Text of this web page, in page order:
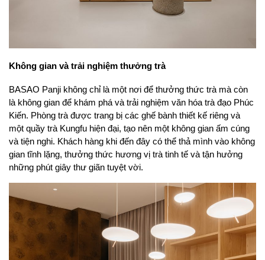
Không gian và trải nghiệm thưởng trà
BASAO Panji không chỉ là một nơi để thưởng thức trà mà còn
là không gian để khám phá và trải nghiệm văn hóa trà đạo Phúc
Kiến. Phòng trà được trang bị các ghế bành thiết kế riêng và
một quầy trà Kungfu hiện đại, tạo nên một không gian ấm cúng
và tiện nghi. Khách hàng khi đến đây có thể thả mình vào không
gian tĩnh lặng, thưởng thức hương vị trà tinh tế và tận hưởng
những phút giây thư giãn tuyệt vời.